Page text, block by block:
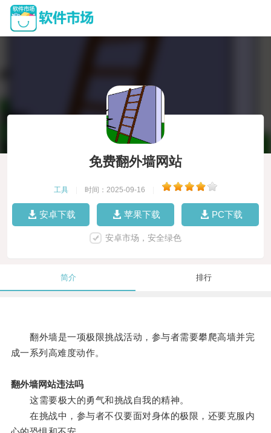
免费翻外墙网站
工具 时间：2025-09-16
安卓下载 苹果下载 PC下载
安卓市场，安全绿色
简介 排行
翻外墙是一项极限挑战活动，参与者需要攀爬高墙并完
成一系列高难度动作。
翻外墙网站违法吗
这需要极大的勇气和挑战自我的精神。
在挑战中，参与者不仅要面对身体的极限，还要克服内